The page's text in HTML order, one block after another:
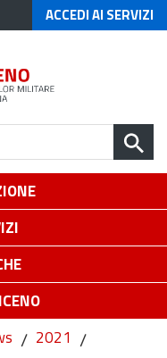
ACCEDI AI SERVIZI
/ 2021 /